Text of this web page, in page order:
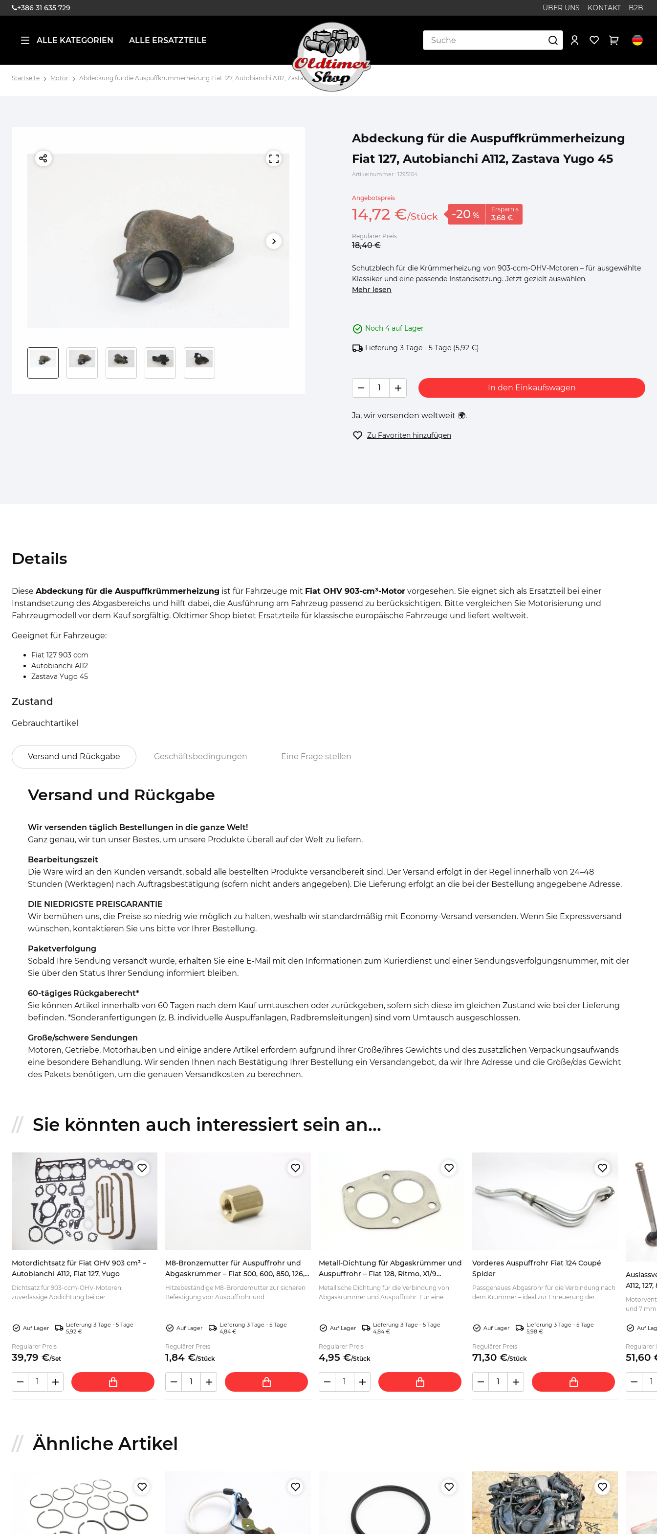
+386 31 635 729 ÜBER UNS KONTAKT B2B
ALLE KATEGORIEN ALLE ERSATZTEILE
Startseite Motor Abdeckung für die Auspuffkrümmerheizung Fiat 127, Autobianchi A112, Zastava Yugo 45
Abdeckung für die Auspuffkrümmerheizung
Fiat 127, Autobianchi A112, Zastava Yugo 45
Artikelnummer : 1295104
Angebotspreis
14,72 €/Stück -20 %
Ersparnis
3,68 €
Regulärer Preis
18,40 €
Schutzblech für die Krümmerheizung von 903-ccm-OHV-Motoren – für ausgewählte
Klassiker und eine passende Instandsetzung. Jetzt gezielt auswählen.
Mehr lesen
Noch 4 auf Lager
Lieferung 3 Tage - 5 Tage (5,92 €)
In den Einkaufswagen
Ja, wir versenden weltweit 🌍.
Zu Favoriten hinzufügen
Details
Diese Abdeckung für die Auspuffkrümmerheizung ist für Fahrzeuge mit Fiat OHV 903-cm³-Motor vorgesehen. Sie eignet sich als Ersatzteil bei einer
Instandsetzung des Abgasbereichs und hilft dabei, die Ausführung am Fahrzeug passend zu berücksichtigen. Bitte vergleichen Sie Motorisierung und
Fahrzeugmodell vor dem Kauf sorgfältig. Oldtimer Shop bietet Ersatzteile für klassische europäische Fahrzeuge und liefert weltweit.
Geeignet für Fahrzeuge:
Fiat 127 903 ccm
Autobianchi A112
Zastava Yugo 45
Zustand
Gebrauchtartikel
Versand und Rückgabe Geschäftsbedingungen Eine Frage stellen
Versand und Rückgabe
Wir versenden täglich Bestellungen in die ganze Welt!
Ganz genau, wir tun unser Bestes, um unsere Produkte überall auf der Welt zu liefern.
Bearbeitungszeit
Die Ware wird an den Kunden versandt, sobald alle bestellten Produkte versandbereit sind. Der Versand erfolgt in der Regel innerhalb von 24–48
Stunden (Werktagen) nach Auftragsbestätigung (sofern nicht anders angegeben). Die Lieferung erfolgt an die bei der Bestellung angegebene Adresse.
DIE NIEDRIGSTE PREISGARANTIE
Wir bemühen uns, die Preise so niedrig wie möglich zu halten, weshalb wir standardmäßig mit Economy-Versand versenden. Wenn Sie Expressversand
wünschen, kontaktieren Sie uns bitte vor Ihrer Bestellung.
Paketverfolgung
Sobald Ihre Sendung versandt wurde, erhalten Sie eine E-Mail mit den Informationen zum Kurierdienst und einer Sendungsverfolgungsnummer, mit der
Sie über den Status Ihrer Sendung informiert bleiben.
60-tägiges Rückgaberecht*
Sie können Artikel innerhalb von 60 Tagen nach dem Kauf umtauschen oder zurückgeben, sofern sich diese im gleichen Zustand wie bei der Lieferung
befinden. *Sonderanfertigungen (z. B. individuelle Auspuffanlagen, Radbremsleitungen) sind vom Umtausch ausgeschlossen.
Große/schwere Sendungen
Motoren, Getriebe, Motorhauben und einige andere Artikel erfordern aufgrund ihrer Größe/ihres Gewichts und des zusätzlichen Verpackungsaufwands
eine besondere Behandlung. Wir senden Ihnen nach Bestätigung Ihrer Bestellung ein Versandangebot, da wir Ihre Adresse und die Größe/das Gewicht
des Pakets benötigen, um die genauen Versandkosten zu berechnen.
Sie könnten auch interessiert sein an...
Motordichtsatz für Fiat OHV 903 cm³ –
Autobianchi A112, Fiat 127, Yugo
Dichtsatz für 903-ccm-OHV-Motoren:
zuverlässige Abdichtung bei der
Auf Lager
Lieferung 3 Tage - 5 Tage
5,92 €
Regulärer Preis
39,79 €/Set
M8-Bronzemutter für Auspuffrohr und
Abgaskrümmer – Fiat 500, 600, 850, 126,
750
Hitzebeständige M8-Bronzemutter zur sicheren
Befestigung von Auspuffrohr und
Auf Lager
Lieferung 3 Tage - 5 Tage
4,84 €
Regulärer Preis
1,84 €/Stück
Metall-Dichtung für Abgaskrümmer und
Auspuffrohr – Fiat 128, Ritmo, X1/9
Bertone
Metallische Dichtung für die Verbindung von
Abgaskrümmer und Auspuffrohr. Für eine
Auf Lager
Lieferung 3 Tage - 5 Tage
4,84 €
Regulärer Preis
4,95 €/Stück
Vorderes Auspuffrohr Fiat 124 Coupé
Spider
Passgenaues Abgasrohr für die Verbindung nach
dem Krümmer – ideal zur Erneuerung der
Auf Lager
Lieferung 3 Tage - 5 Tage
5,98 €
Regulärer Preis
71,30 €/Stück
A112,
4183555
und 7
Auf
Regulärer
51,60
Ähnliche Artikel